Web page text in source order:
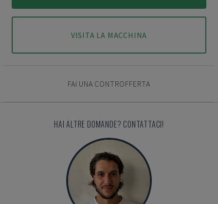
VISITA LA MACCHINA
FAI UNA CONTROFFERTA
HAI ALTRE DOMANDE? CONTATTACI!